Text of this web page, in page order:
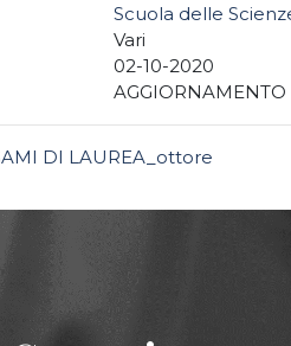
Scuola delle
Vari
02-10-2020
DI LAUREA_ottore